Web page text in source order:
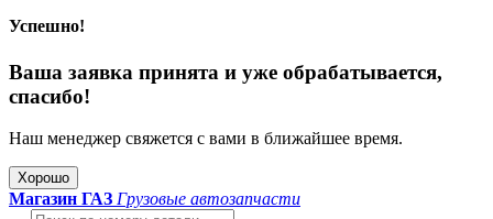
Успешно!
Ваша заявка принята и уже обрабатывается,
спасибо!
Наш менеджер свяжется с вами в ближайшее время.
Хорошо
Магазин ГАЗ Грузовые автозапчасти